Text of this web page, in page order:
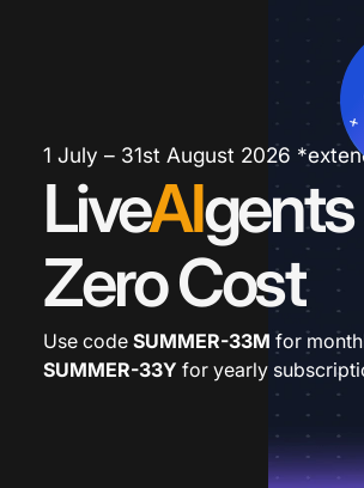
1 July – 31st August 2026
LiveAI
Zero Cost
Use code SUMMER-33M for
SUMMER-33Y for yearly